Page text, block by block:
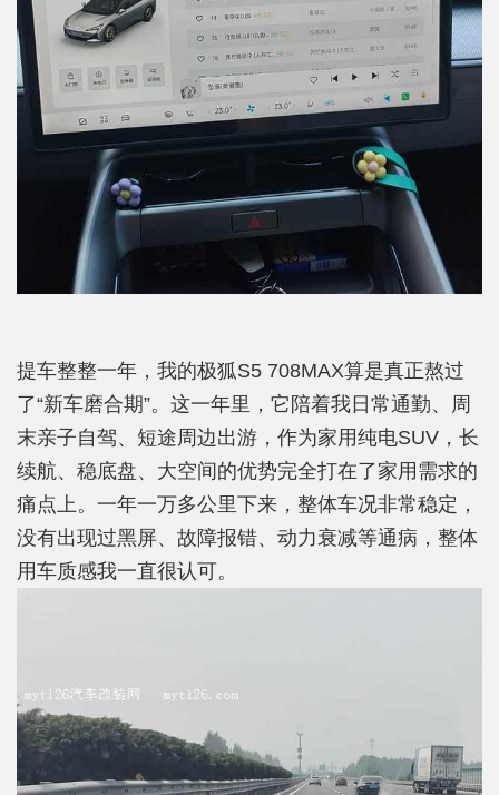
提车整整一年，我的极狐S5 708MAX算是真正熬过
了“新车磨合期”。这一年里，它陪着我日常通勤、周
末亲子自驾、短途周边出游，作为家用纯电SUV，长
续航、稳底盘、大空间的优势完全打在了家用需求的
痛点上。一年一万多公里下来，整体车况非常稳定，
没有出现过黑屏、故障报错、动力衰减等通病，整体
用车质感我一直很认可。